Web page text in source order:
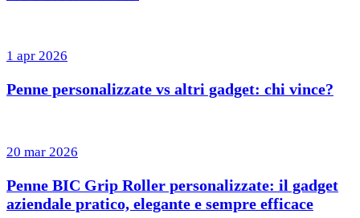
1 apr 2026
Penne personalizzate vs altri gadget: chi vince?
20 mar 2026
Penne BIC Grip Roller personalizzate: il gadget
aziendale pratico, elegante e sempre efficace